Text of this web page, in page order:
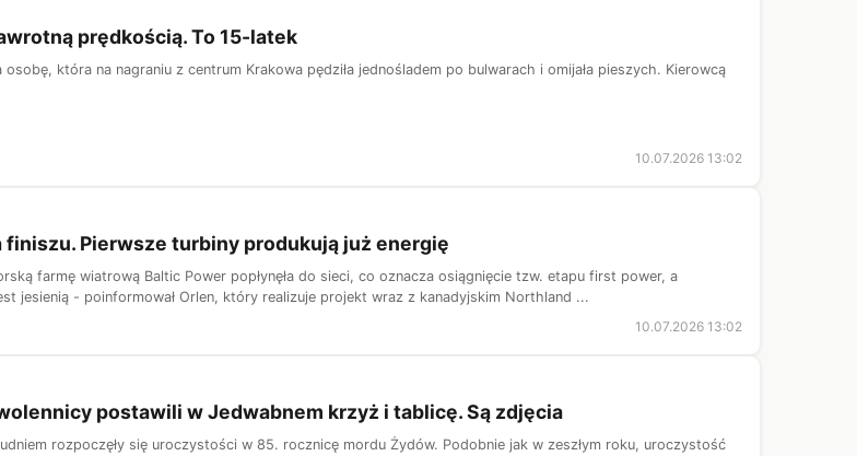
prędkością. To 15-latek
która na nagraniu z centrum Krakowa pędziła jednośladem po bulwarach i omijała pieszych. Kierowcą
10.07.2026 13:02
finiszu. Pierwsze turbiny produkują już energię
farmę wiatrową Baltic Power popłynęła do sieci, co oznacza osiągnięcie tzw. etapu first power, a
jesienią - poinformował Orlen, który realizuje projekt wraz z kanadyjskim Northland ...
10.07.2026 13:02
postawili w Jedwabnem krzyż i tablicę. Są zdjęcia
rozpoczęły się uroczystości w 85. rocznicę mordu Żydów. Podobnie jak w zeszłym roku, uroczystość